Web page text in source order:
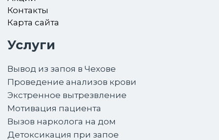
Контакты
Карта сайта
Услуги
Вывод из запоя в Чехове
Проведение анализов крови
Экстренное вытрезвление
Мотивация пациента
Вызов нарколога на дом
Детоксикация при запое